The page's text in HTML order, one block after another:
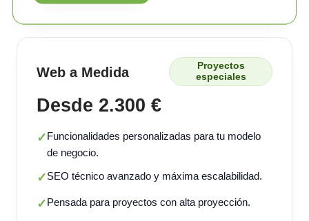
Web a Medida
Proyectos
especiales
Desde 2.300 €
✓Funcionalidades personalizadas para tu modelo
de negocio.
✓SEO técnico avanzado y máxima escalabilidad.
✓Pensada para proyectos con alta proyección.